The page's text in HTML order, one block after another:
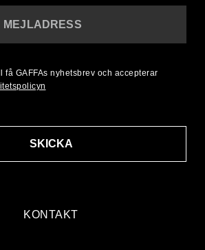
KONTAKT
MEJLADRESS
SKICKA
få GAFFAs nyhetsbrev och accepterar